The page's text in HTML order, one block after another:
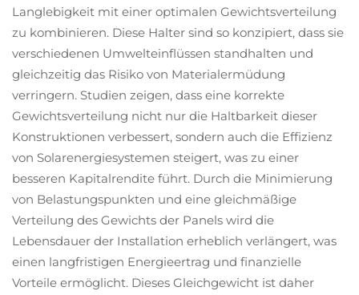
Langlebigkeit mit einer optimalen Gewichtsverteilung
zu kombinieren. Diese Halter sind so konzipiert, dass sie
verschiedenen Umwelteinflüssen standhalten und
gleichzeitig das Risiko von Materialermüdung
verringern. Studien zeigen, dass eine korrekte
Gewichtsverteilung nicht nur die Haltbarkeit dieser
Konstruktionen verbessert, sondern auch die Effizienz
von Solarenergiesystemen steigert, was zu einer
besseren Kapitalrendite führt. Durch die Minimierung
von Belastungspunkten und eine gleichmäßige
Verteilung des Gewichts der Panels wird die
Lebensdauer der Installation erheblich verlängert, was
einen langfristigen Energieertrag und finanzielle
Vorteile ermöglicht. Dieses Gleichgewicht ist daher